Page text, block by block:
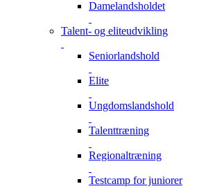
Damelandsholdet
Talent- og eliteudvikling
Seniorlandshold
Elite
Ungdomslandshold
Talenttræning
Regionaltræning
Testcamp for juniorer